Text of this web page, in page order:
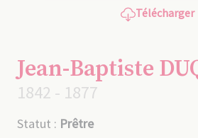
Télécharger
Jean-Baptiste
1842 - 1877
Statut : Prêtre